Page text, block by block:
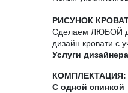
РИСУНОК
Сделаем ЛЮБОЙ
дизайн кровати с
Услуги
КОМПЛЕКТАЦИЯ:
С одной спинкой